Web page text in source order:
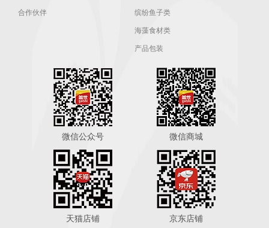
合作伙伴 缤纷鱼子类
海藻食材类
产品包装
微信公众号 微信商城
天猫店铺 京东店铺